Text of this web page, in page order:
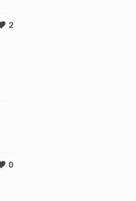
2
0